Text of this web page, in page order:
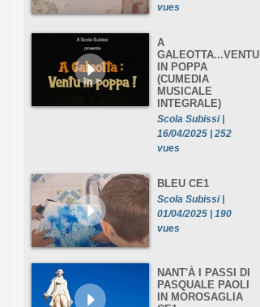
vues
A
GALEOTTA...VENTU
IN POPPA
(CUMEDIA
MUSICALE
INTEGRALE)
Scola Subissi |
16/04/2025 | 252
vues
BLEU CE1
Scola Subissi |
01/04/2025 | 190
vues
NANT'À I PASSI DI
PASQUALE PAOLI
IN MOROSAGLIA